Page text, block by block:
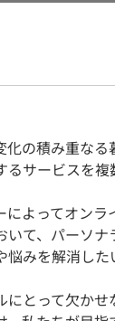
化の積み重な
サービスを複
よってオン
て、パーソ
みを解消した
とって欠か